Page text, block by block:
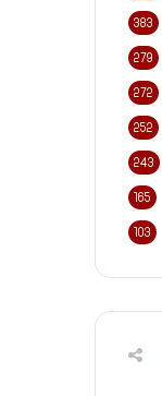
383
279
272
252
243
165
103